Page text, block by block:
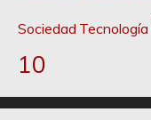
Sociedad Tecnología
10